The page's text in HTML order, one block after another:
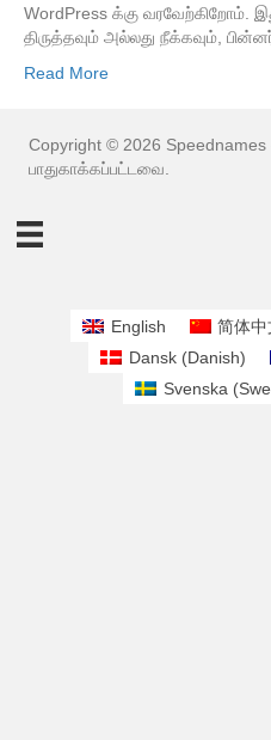
WordPress க்கு வரவேற்கிறோம்.
திருத்தவும் அல்லது நீக்கவும்,
Read More
Copyright © 2026
பாதுகாக்கப்பட்டவை.
English 简体中
Dansk (Danish)
Svenska (